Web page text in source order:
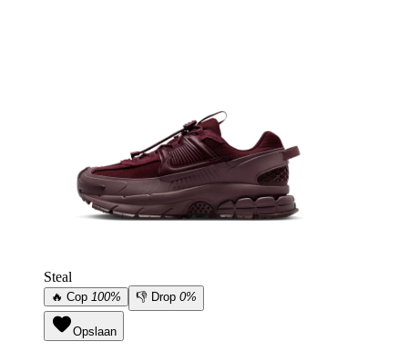
Steal
🔥 Cop 100% 👎 Drop 0%
Opslaan